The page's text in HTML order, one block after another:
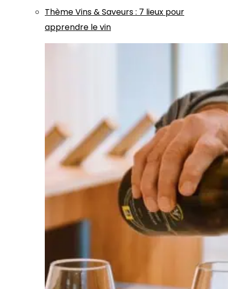
ThèmeVins & Saveurs: 7 lieux pour
apprendre le vin